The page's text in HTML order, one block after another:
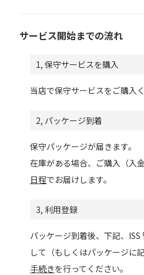
サービス開始までの流れ
1, 保守サービスを購入
当店で保守サービスをご購入く
2, パッケージ到着
保守パッケージが届きます。
在庫がある場合、ご購入（入
日程でお届けします。
3, 利用登録
パッケージ到着後、下記、
して（もしくはパッケージに
手続きを行ってください。